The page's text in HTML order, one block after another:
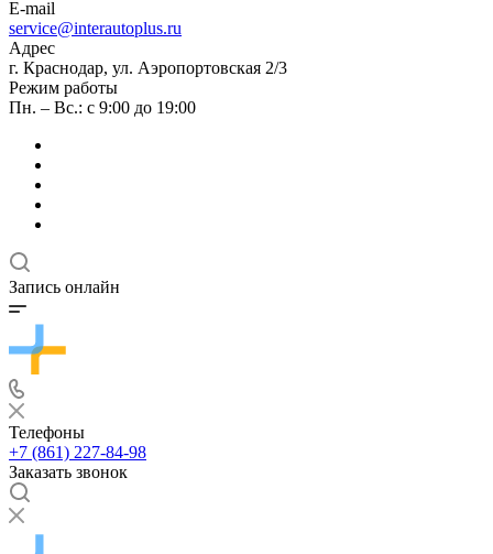
E-mail
service@interautoplus.ru
Адрес
г. Краснодар, ул. Аэропортовская 2/3
Режим работы
Пн. – Вс.: с 9:00 до 19:00
Запись онлайн
Телефоны
+7 (861) 227-84-98
Заказать звонок